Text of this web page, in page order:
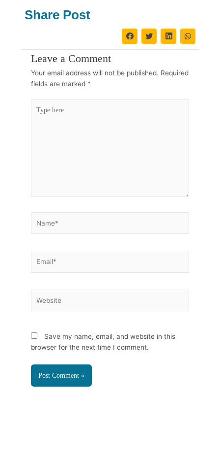
Share Post
Leave a Comment
Your email address will not be published. Required
fields are marked *
here..
Save my name, email, and website in this
browser for the next time I comment.